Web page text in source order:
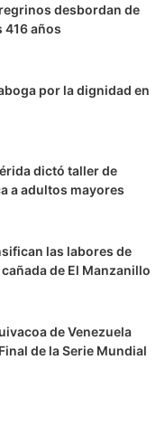
desbordan de
416 años
por la dignidad en
dictó taller de
a adultos mayores
las labores de
de El Manzanillo
de Venezuela
de la Serie Mundial